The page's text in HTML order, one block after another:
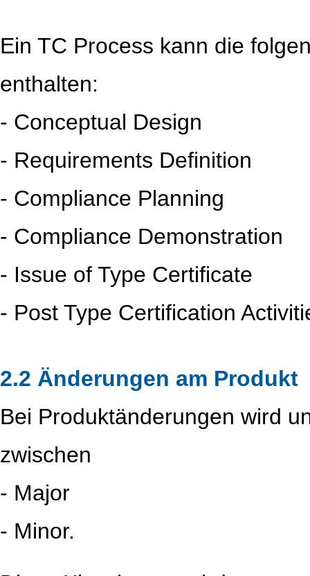
Ein TC Process kann die
enthalten:
- Conceptual Design
- Requirements Definition
- Compliance Planning
- Compliance Demonstration
- Issue of Type Certificate
- Post Type Certification
2.2 Änderungen am Produkt
Bei Produktänderungen wird
zwischen
- Major
- Minor.